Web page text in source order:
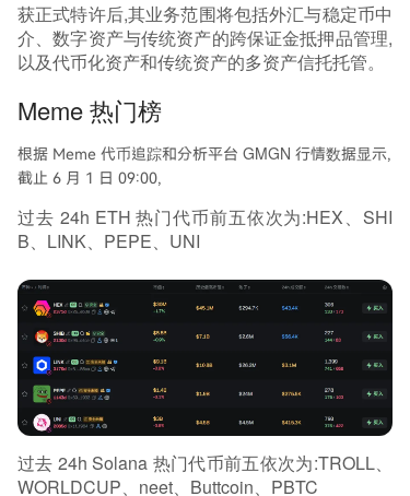
获正式特许后,其业务范围将包括外汇与稳定币中
介、数字资产与传统资产的跨保证金抵押品管理,
以及代币化资产和传统资产的多资产信托托管。
Meme 热门榜
根据 Meme 代币追踪和分析平台 GMGN 行情数据显示,
截止 6 月 1 日 09:00,
过去 24h ETH 热门代币前五依次为:HEX、SHI
B、LINK、PEPE、UNI
过去 24h Solana 热门代币前五依次为:TROLL、
WORLDCUP、neet、Buttcoin、PBTC